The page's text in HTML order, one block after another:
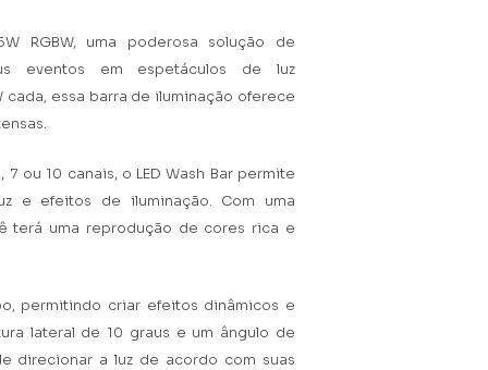
RGBW, uma poderosa solução de
eventos em espetáculos de luz
cada, essa barra de iluminação oferece
ou 10 canais, o LED Wash Bar permite
e efeitos de iluminação. Com uma
terá uma reprodução de cores rica e
permitindo criar efeitos dinâmicos e
lateral de 10 graus e um ângulo de
direcionar a luz de acordo com suas